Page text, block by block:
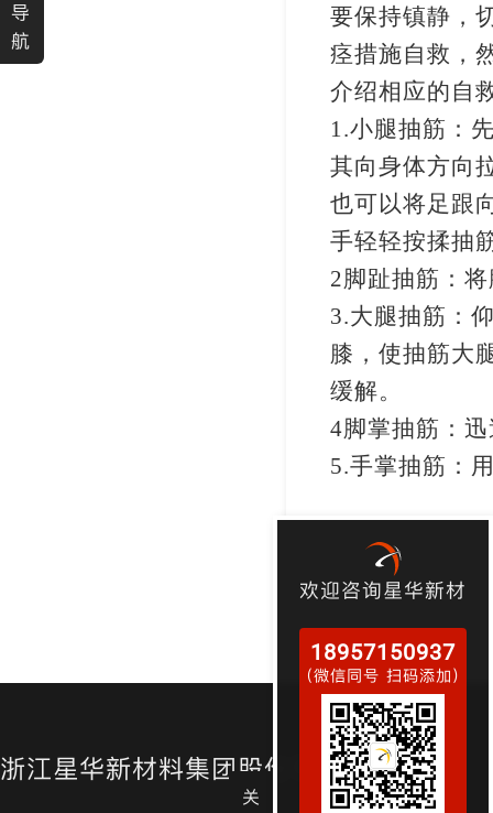
要保持镇静，
痉措施自救 ，
介绍相应的自
1.小腿抽筋：
其向身体方向
也可以将足跟
手轻轻按揉抽
2脚趾抽筋：
3.大腿抽筋：
膝，使抽筋大
缓解。
4脚掌抽筋：
5.手掌抽筋：
浙江星华新材料集团股份有限公司
导
航
关
欢迎咨询星华新材
18957150937
（微信同号 扫码添加）